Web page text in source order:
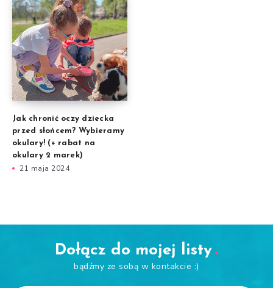
Jak chronić oczy dziecka
przed słońcem? Wybieramy
okulary! (+ rabat na
okulary 2 marek)
21 maja 2024
Dołącz do mojej listy
bądźmy ze sobą w kontakcie :)